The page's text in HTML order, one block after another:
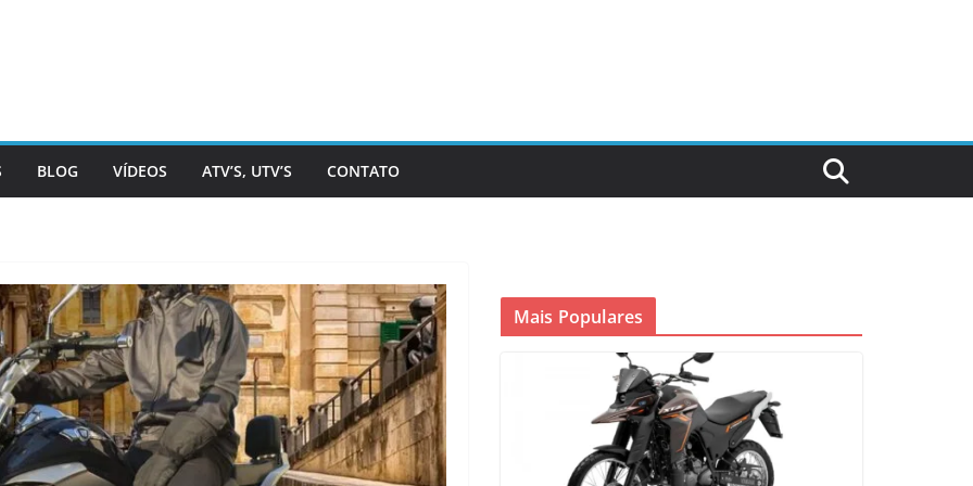
BLOG VÍDEOS ATV’S, UTV’S CONTATO
Mais Populares